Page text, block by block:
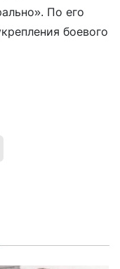
По его
боевого